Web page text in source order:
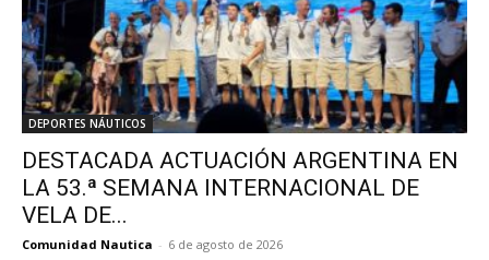
DEPORTES NÁUTICOS
DESTACADA ACTUACIÓN ARGENTINA EN
LA 53.ª SEMANA INTERNACIONAL DE
VELA DE...
Comunidad Nautica - 6 de agosto de 2026